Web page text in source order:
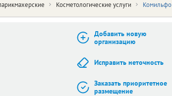
Косметологические услуги Комильфо
Добавить новую
организацию
Исправить неточность
Заказать приоритетное
размещение